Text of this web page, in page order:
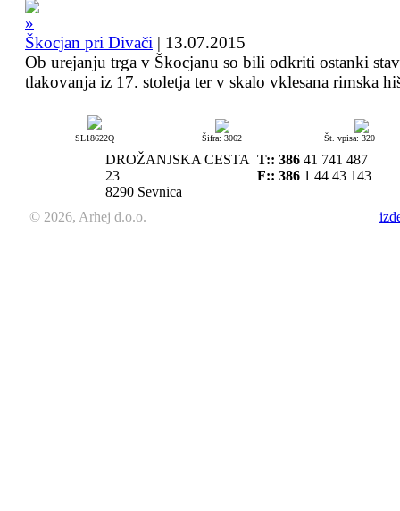
Škocjan pri Divači | 13.07.2015
Ob urejanju trga v Škocjanu so bili odkriti ostanki
tlakovanja iz 17. stoletja ter v skalo vklesana rimska
SL18622Q Šifra: 3062 Št. vpisa: 320
DROŽANJSKA CESTA
23
8290 Sevnica
T:: 386 41 741 487
F:: 386 1 44 43 143
© 2026, Arhej d.o.o.